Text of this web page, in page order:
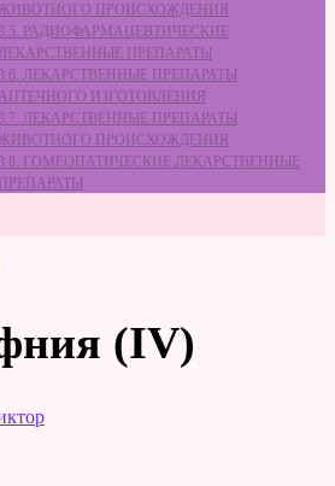
ЖИВОТНОГО ПРОИСХОЖДЕНИЯ
3.5. РАДИОФАРМАЦЕВТИЧЕСКИЕ
ПРЕПАРАТЫ
3.6. ЛЕКАРСТВЕННЫЕ ПРЕПАРАТЫ
АПТЕЧНОГО ИЗГОТОВЛЕНИЯ
3.7. ЛЕКАРСТВЕННЫЕ ПРЕПАРАТЫ
ЖИВОТНОГО ПРОИСХОЖДЕНИЯ
3.8. ГОМЕОПАТИЧЕСКИЕ ЛЕКАРСТВЕННЫЕ
ПРЕПАРАТЫ
(IV)